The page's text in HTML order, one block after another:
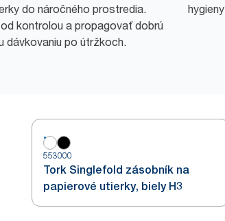
do náročného prostredia.
kontrolou a propagovať dobrú
dávkovaniu po útržkoch.
hygieny
553000
Tork Singlefold zásobník na
papierové utierky, biely H3